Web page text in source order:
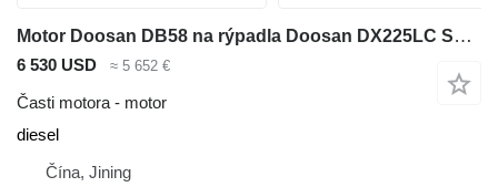
Motor Doosan DB58 na rýpadla Doosan DX225LC S225lC-V
6 530 USD ≈ 5 652 €
Časti motora - motor
diesel
Čína, Jining